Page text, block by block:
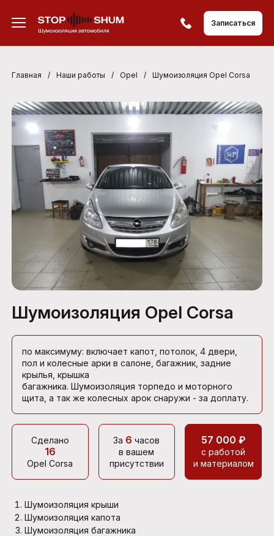
Записаться
Главная / Наши работы / Opel / Шумоизоляция Opel Corsa
Шумоизоляция Opel Corsa
по максимуму: включает капот, потолок, 4 двери,
пол и колесные арки в салоне, багажник, задние
крылья, крышка
багажника. Шумоизоляция торпедо и моторного
щита, а так же колесных арок снаружи - за доплату.
Сделано
16
Opel Corsa
За 6 часов
в вашем
присутствии
57 000 ₽
с работой
и материалом
Шумоизоляция крыши
Шумоизоляция капота
Шумоизоляция багажника